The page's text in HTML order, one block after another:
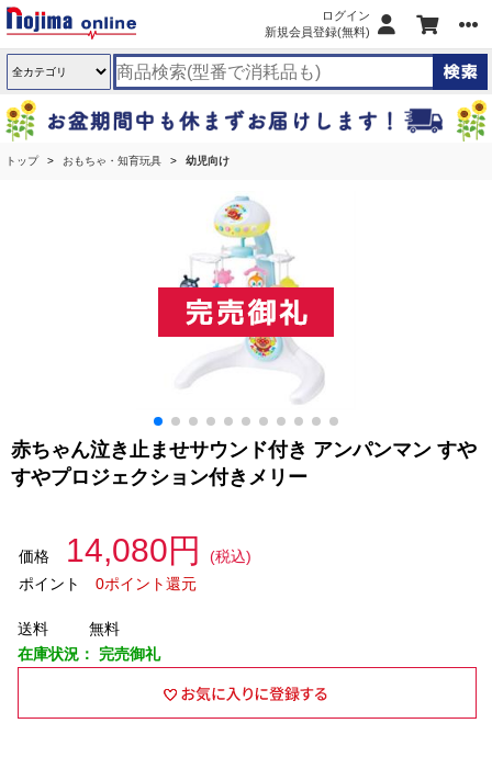
ログイン
新規会員登録(無料)
トップ おもちゃ・知育玩具 幼児向け
赤ちゃん泣き止ませサウンド付き アンパンマン すや
すやプロジェクション付きメリー
価格 14,080円
(税込)
ポイント
0ポイント還元
送料
無料
在庫状況： 完売御礼